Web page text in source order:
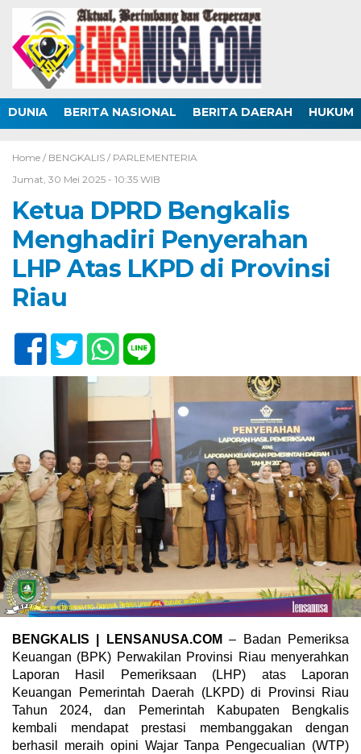
DUNIA BERITA NASIONAL BERITA DAERAH HUKUM
Home / BENGKALIS / PARLEMENTERIA
Jumat, 30 Mei 2025 - 10:35 WIB
Ketua DPRD Bengkalis
Menghadiri Penyerahan
LHP Atas LKPD di Provinsi
Riau
BENGKALIS | LENSANUSA.COM – Badan Pemeriksa
Keuangan (BPK) Perwakilan Provinsi Riau menyerahkan
Laporan Hasil Pemeriksaan (LHP) atas Laporan
Keuangan Pemerintah Daerah (LKPD) di Provinsi Riau
Tahun 2024, dan Pemerintah Kabupaten Bengkalis
kembali mendapat prestasi membanggakan dengan
berhasil meraih opini Wajar Tanpa Pengecualian (WTP)